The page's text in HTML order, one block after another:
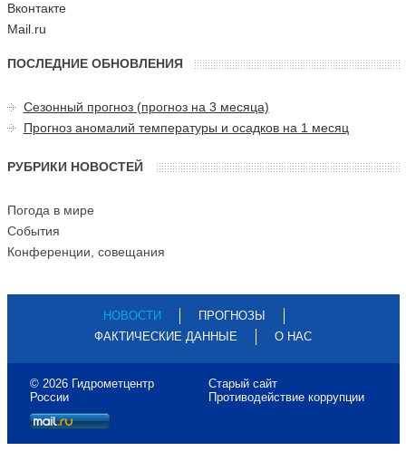
Вконтакте
Mail.ru
ПОСЛЕДНИЕ ОБНОВЛЕНИЯ
Сезонный прогноз (прогноз на 3 месяца)
Прогноз аномалий температуры и осадков на 1 месяц
РУБРИКИ НОВОСТЕЙ
Погода в мире
События
Конференции, совещания
НОВОСТИ
ПРОГНОЗЫ
ФАКТИЧЕСКИЕ ДАННЫЕ
О НАС
© 2026 Гидрометцентр
России
Старый сайт
Противодействие коррупции